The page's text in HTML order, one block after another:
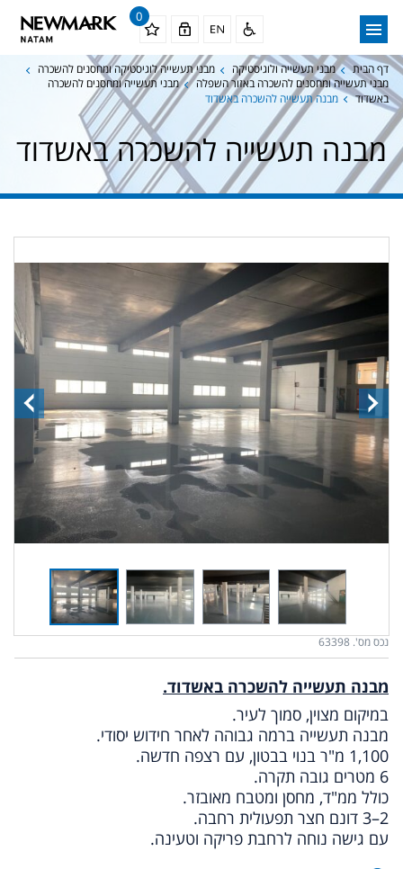
0
דף הבית מבני תעשייה ולוגיסטיקה
מבני תעשייה לוגיסטיקה ומחסנים להשכרה
מבני תעשייה ומחסנים להשכרה באזור השפלה
מבני תעשייה ומחסנים להשכרה
באשדוד
מבנה תעשייה להשכרה באשדוד
מבנה תעשייה להשכרה באשדוד
נכס מס'. 63398
מבנה תעשייה להשכרה באשדוד.
במיקום מצוין, סמוך לעיר.
מבנה תעשייה ברמה גבוהה לאחר חידוש יסודי.
1,100 מ"ר בנוי בבטון, עם רצפה חדשה.
6 מטרים גובה תקרה.
כולל ממ"ד, מחסן ומטבח מאובזר.
2–3 דונם חצר תפעולית רחבה.
עם גישה נוחה לרחבת פריקה וטעינה.